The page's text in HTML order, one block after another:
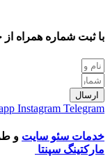
با ثبت شماره همراه از
ارسال
Instagram Telegram
خدمات سئو سایت و
مارکتینگ سپنتا